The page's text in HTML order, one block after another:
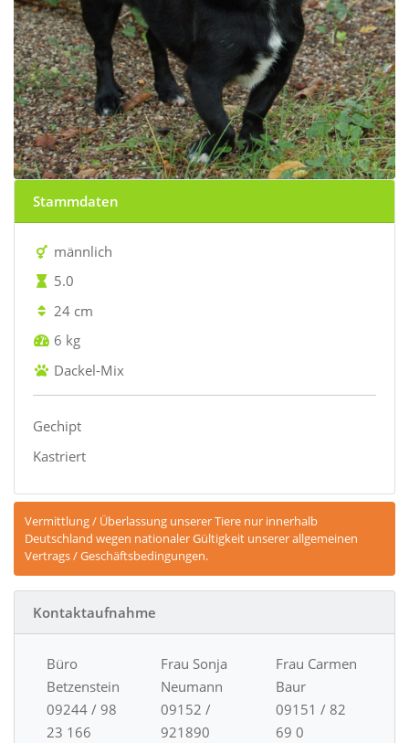
Stammdaten
männlich
5.0
24 cm
6 kg
Dackel-Mix
Gechipt
Kastriert
Vermittlung / Überlassung unserer Tiere nur innerhalb
Deutschland wegen nationaler Gültigkeit unserer allgemeinen
Vertrags / Geschäftsbedingungen.
Kontaktaufnahme
Büro
Betzenstein
09244 / 98
23 166
Frau Sonja
Neumann
09152 /
921890
Frau Carmen
Baur
09151 / 82
69 0